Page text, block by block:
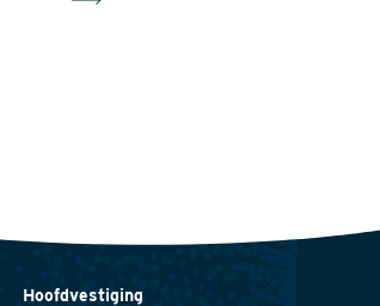
Hoofdvestiging